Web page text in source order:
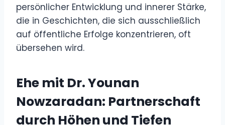
persönlicher Entwicklung und innerer Stärke,
die in Geschichten, die sich ausschließlich
auf öffentliche Erfolge konzentrieren, oft
übersehen wird.
Ehe mit Dr. Younan
Nowzaradan: Partnerschaft
durch Höhen und Tiefen